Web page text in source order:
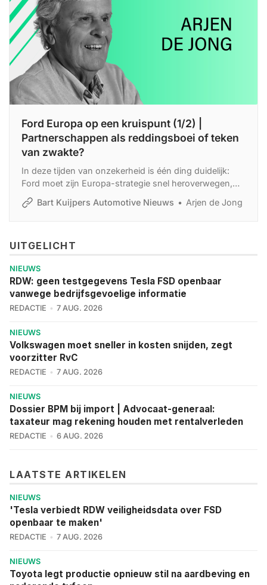
Ford Europa op een kruispunt (1/2) |
Partnerschappen als reddingsboei of teken
van zwakte?
In deze tijden van onzekerheid is één ding duidelijk:
Ford moet zijn Europa-strategie snel heroverwegen,
voordat het merk zijn dealerorganisatie verliest.
Bart Kuijpers Automotive Nieuws Arjen de Jong
UITGELICHT
NIEUWS
RDW: geen testgegevens Tesla FSD openbaar
vanwege bedrijfsgevoelige informatie
REDACTIE 7 AUG. 2026
NIEUWS
Volkswagen moet sneller in kosten snijden, zegt
voorzitter RvC
REDACTIE 7 AUG. 2026
NIEUWS
Dossier BPM bij import | Advocaat-generaal:
taxateur mag rekening houden met rentalverleden
REDACTIE 6 AUG. 2026
LAATSTE ARTIKELEN
NIEUWS
'Tesla verbiedt RDW veiligheidsdata over FSD
openbaar te maken'
REDACTIE 7 AUG. 2026
NIEUWS
Toyota legt productie opnieuw stil na aardbeving en